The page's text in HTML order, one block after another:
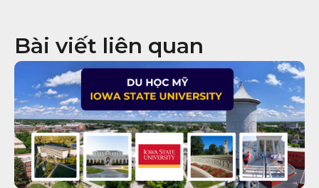
Bài viết liên quan